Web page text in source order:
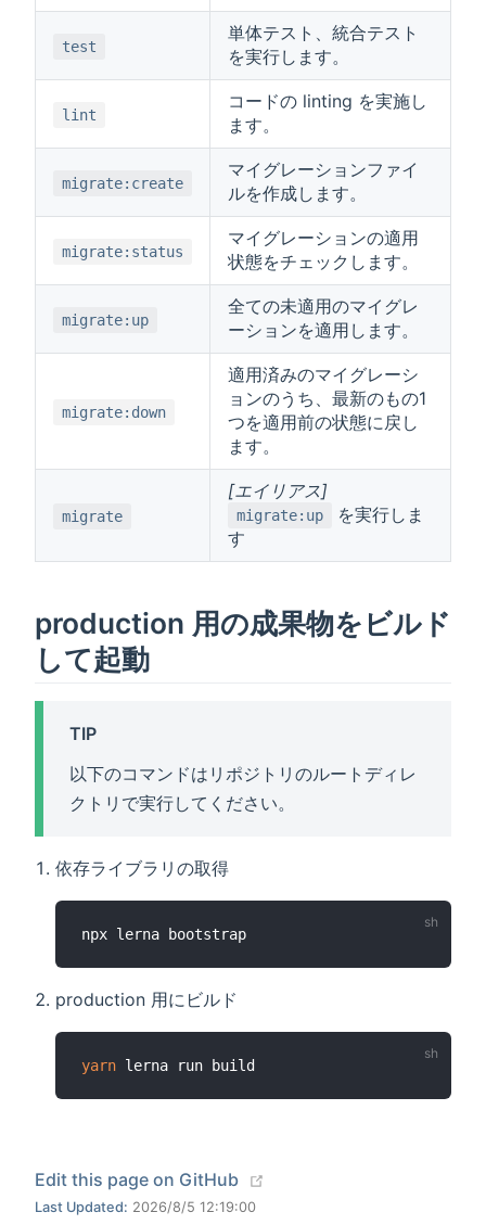
test
単体テスト、統合テスト
を実行します。
lint
コードの linting を実施し
ます。
migrate:create
マイグレーションファイ
ルを作成します。
migrate:status
マイグレーションの適用
状態をチェックします。
migrate:up
全ての未適用のマイグレ
ーションを適用します。
migrate:down
適用済みのマイグレーシ
ョンのうち、最新のもの1
つを適用前の状態に戻し
ます。
migrate
[エイリアス]
migrate:up
を実行しま
す
production 用の成果物をビルド
して起動
TIP
以下のコマンドはリポジトリのルートディレ
クトリで実行してください。
依存ライブラリの取得
production 用にビルド
yarn
Edit this page on GitHub
Last Updated: 2026/8/5 12:19:00